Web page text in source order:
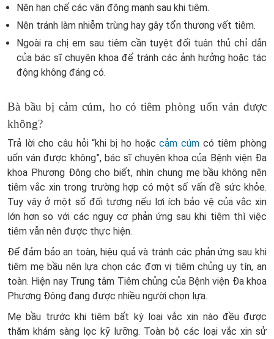
Nên hạn chế các vận động mạnh sau khi tiêm.
Nên tránh làm nhiễm trùng hay gây tổn thương vết tiêm.
Ngoài ra chị em sau tiêm cần tuyệt đối tuân thủ chỉ dẫn
của bác sĩ chuyên khoa để tránh các ảnh hưởng hoặc tác
động không đáng có.
Bà bầu bị cảm cúm, ho có tiêm phòng uốn ván được
không?
Trả lời cho câu hỏi “khi bị ho hoặccảm cúmcó tiêm phòng
uốn ván được không”, bác sĩ chuyên khoa của Bệnh viện Đa
khoa Phương Đông cho biết, nhìn chung mẹ bầu không nên
tiêm vắc xin trong trường hợp có một số vấn đề sức khỏe.
Tuy vậy ở một số đối tượng nếu lợi ích bảo vệ của vắc xin
lớn hơn so với các nguy cơ phản ứng sau khi tiêm thì việc
tiêm vẫn nên được thực hiện.
Để đảm bảo an toàn, hiệu quả và tránh các phản ứng sau khi
tiêm mẹ bầu nên lựa chọn các đơn vị tiêm chủng uy tín, an
toàn. Hiện nay Trung tâm Tiêm chủng của Bệnh viện Đa khoa
Phương Đông đang được nhiều người chọn lựa.
Mẹ bầu trước khi tiêm bất kỳ loại vắc xin nào đều được
thăm khám sàng lọc kỹ lưỡng. Toàn bộ các loại vắc xin sử